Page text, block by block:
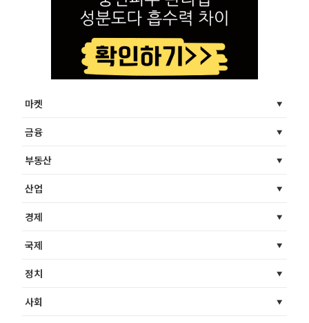
마켓
금융
부동산
산업
경제
국제
정치
사회